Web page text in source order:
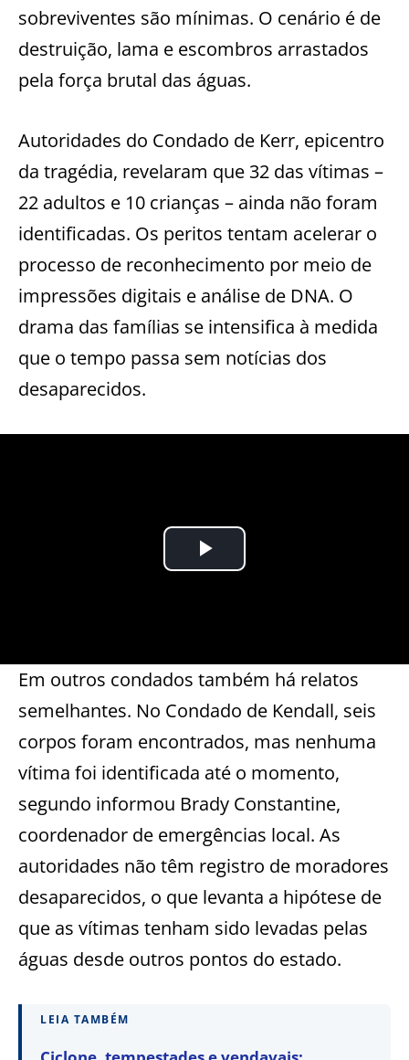
sobreviventes são mínimas. O cenário é de
destruição, lama e escombros arrastados
pela força brutal das águas.
Autoridades do Condado de Kerr, epicentro
da tragédia, revelaram que 32 das vítimas –
22 adultos e 10 crianças – ainda não foram
identificadas. Os peritos tentam acelerar o
processo de reconhecimento por meio de
impressões digitais e análise de DNA. O
drama das famílias se intensifica à medida
que o tempo passa sem notícias dos
desaparecidos.
Em outros condados também há relatos
semelhantes. No Condado de Kendall, seis
corpos foram encontrados, mas nenhuma
vítima foi identificada até o momento,
segundo informou Brady Constantine,
coordenador de emergências local. As
autoridades não têm registro de moradores
desaparecidos, o que levanta a hipótese de
que as vítimas tenham sido levadas pelas
águas desde outros pontos do estado.
LEIA TAMBÉM